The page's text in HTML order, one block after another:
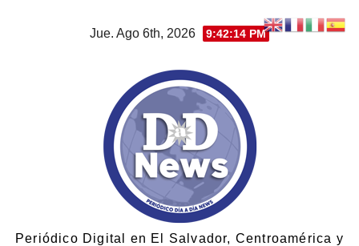
Jue. Ago 6th, 2026 9:42:16 PM
Periódico Digital en El Salvador, Centroamérica y